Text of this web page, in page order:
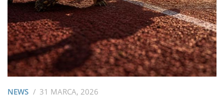
NEWS 31 MARCA, 2026